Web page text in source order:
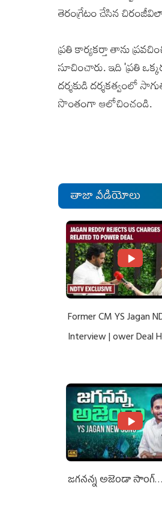
తెరంగ్రేటం చేసిన
ప్రతి కార్యకర్తా తాను
సూచించారు. ఇది 'ప్రతి
దర్శకుడి దర్శకత్వంలో
సొంతంగా ఆలోచించండి.
తాజా వీడియోలు
Former CM YS Jagan
Interview | ower Deal
జగనన్న అజెండా